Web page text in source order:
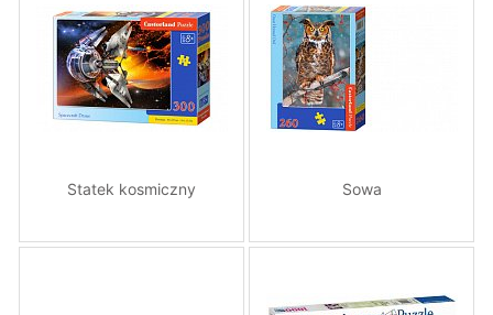
Statek kosmiczny Sowa